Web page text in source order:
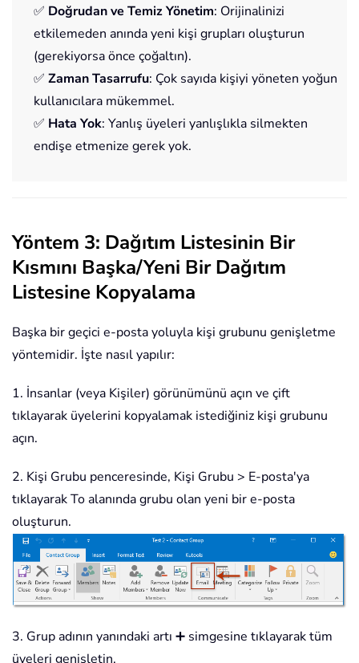
✅ Doğrudan ve Temiz Yönetim: Orijinalinizi
etkilemeden anında yeni kişi grupları oluşturun
(gerekiyorsa önce çoğaltın).
✅ Zaman Tasarrufu: Çok sayıda kişiyi yöneten yoğun
kullanıcılara mükemmel.
✅ Hata Yok: Yanlış üyeleri yanlışlıkla silmekten
endişe etmenize gerek yok.
Yöntem 3: Dağıtım Listesinin Bir
Kısmını Başka/Yeni Bir Dağıtım
Listesine Kopyalama
Başka bir geçici e-posta yoluyla kişi grubunu genişletme
yöntemidir. İşte nasıl yapılır:
1. İnsanlar (veya Kişiler) görünümünü açın ve çift
tıklayarak üyelerini kopyalamak istediğiniz kişi grubunu
açın.
2. Kişi Grubu penceresinde, Kişi Grubu > E-posta'ya
tıklayarak To alanında grubu olan yeni bir e-posta
oluşturun.
3. Grup adının yanındaki artı ➕ simgesine tıklayarak tüm
üyeleri genişletin.